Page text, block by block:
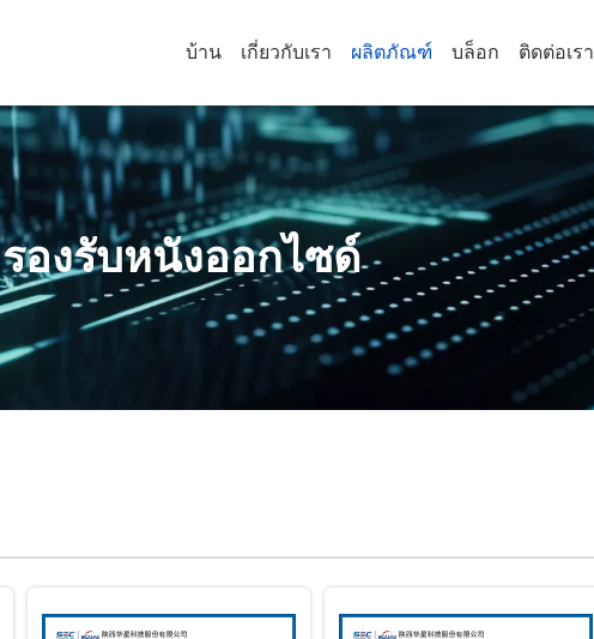
บ้าน เกี่ยวกับเรา ผลิตภัณฑ์ บล็อก ติดต่อเรา
รองรับหนังออกไซด์